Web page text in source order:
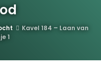
Kavel 184 – Laan van
1